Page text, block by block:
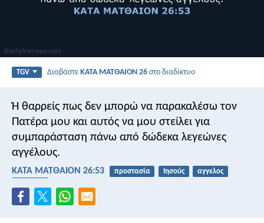
TGV ΔιαβάστεΚΑΤΑ ΜΑΤΘΑΙΟΝ 26 στο διαδίκτυο
Ή θαρρείς πως δεν μπορώ να παρακαλέσω τον
Πατέρα μου και αυτός να μου στείλει για
συμπαράσταση πάνω από δώδεκα λεγεώνες
αγγέλους.
ΚΑΤΑ ΜΑΤΘΑΙΟΝ 26:53 προστασία Ιησούς
αγγελος